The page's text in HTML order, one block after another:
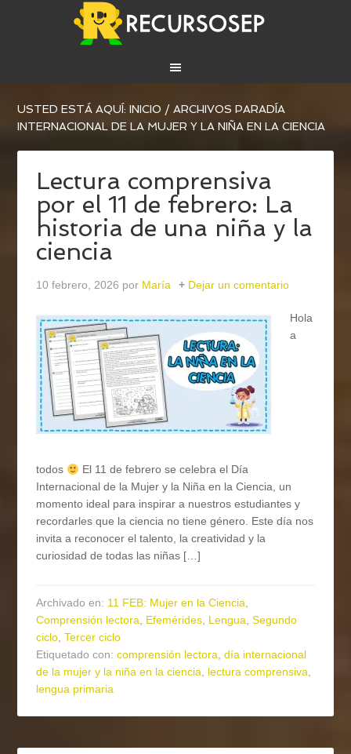
USTED ESTÁ AQUÍ:INICIO / ARCHIVOS PARADÍA
INTERNACIONAL DE LA MUJER Y LA NIÑA EN LA CIENCIA
Lectura comprensiva
por el 11 de febrero: La
historia de una niña y la
ciencia
10 febrero, 2026 por María Dejar un comentario
Hola
a
todos
El 11 de febrero se celebra el Día
Internacional de la Mujer y la Niña en la Ciencia, un
momento ideal para inspirar a nuestros estudiantes y
recordarles que la ciencia no tiene género. Este día nos
invita a reconocer el talento, la creatividad y la
curiosidad de todas las niñas […]
Archivado en: 11 FEB: Mujer en la Ciencia,
Comprensión lectora, Efemérides, Lengua,Segundo
ciclo,Tercer ciclo
Etiquetado con:comprensión lectora,día internacional
de la mujer y la niña en la ciencia, lectura comprensiva,
lengua primaria